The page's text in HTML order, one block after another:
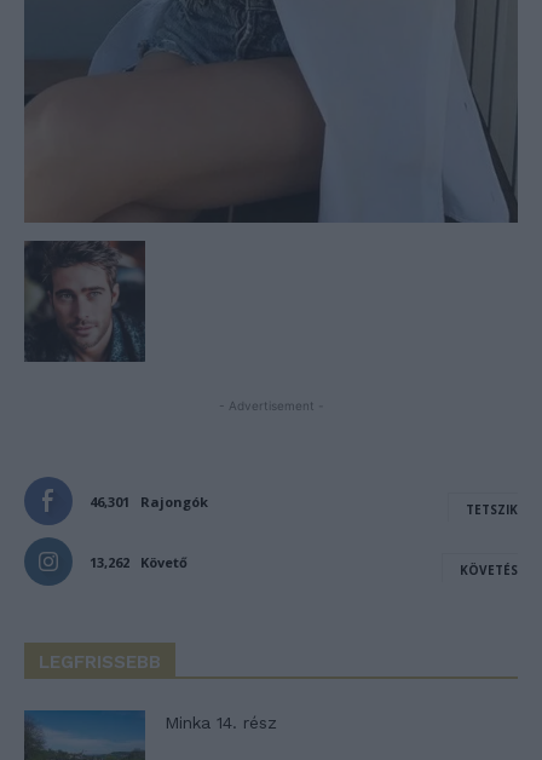
- Advertisement -
46,301 Rajongók TETSZIK
13,262 Követő KÖVETÉS
LEGFRISSEBB
Minka 14. rész